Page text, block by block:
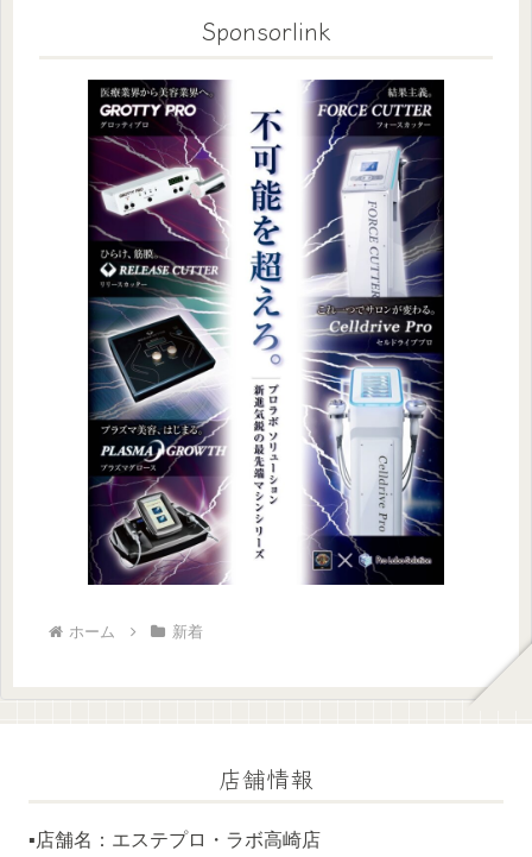
Sponsorlink
ホーム 新着
店舗情報
▪️店舗名：エステプロ・ラボ高崎店